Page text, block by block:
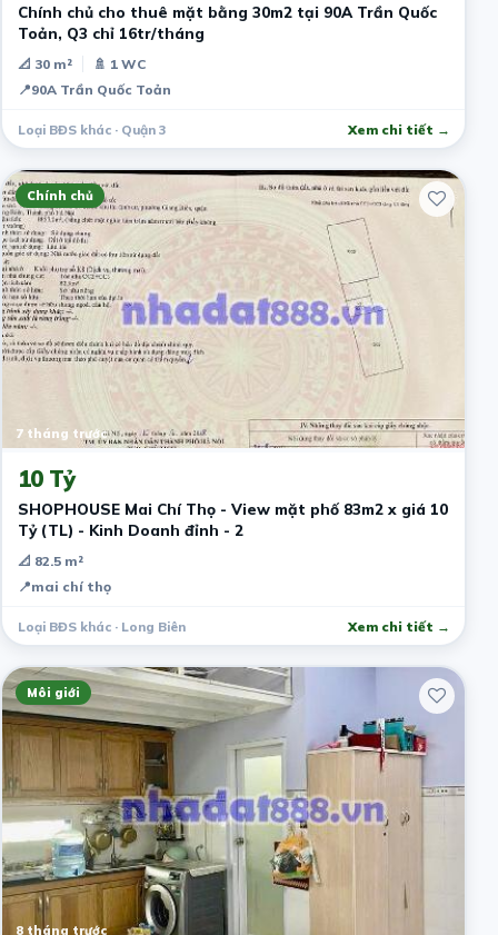
Chính chủ cho thuê mặt bằng 30m2 tại 90A Trần Quốc
Toản, Q3 chỉ 16tr/tháng
📐 30 m²
🚿 1 WC
📍90A Trần Quốc Toản
Loại BĐS khác · Quận 3 Xem chi tiết →
Chính chủ
7 tháng trước
10 Tỷ
SHOPHOUSE Mai Chí Thọ - View mặt phố 83m2 x giá 10
Tỷ (TL) - Kinh Doanh đỉnh - 2
📐 82.5 m²
📍mai chí thọ
Loại BĐS khác · Long Biên Xem chi tiết →
Môi giới
8 tháng trước